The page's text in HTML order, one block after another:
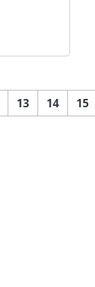
13 14 15